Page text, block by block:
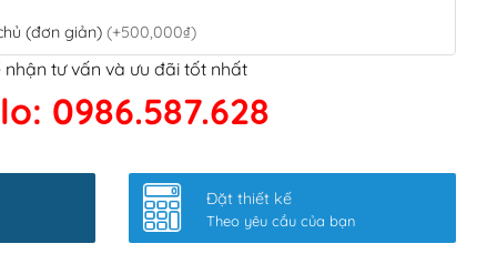
(đơn giản) (+500,000₫)
Code ngân hàng(+100,000₫)
kết google, cập nhật sitemap(+50,000₫)
slider chính (+200,000₫)
tư vấn và ưu đãi tốt nhất
0986.587.628
Đặt thiết kế
Theo yêu cầu của bạn